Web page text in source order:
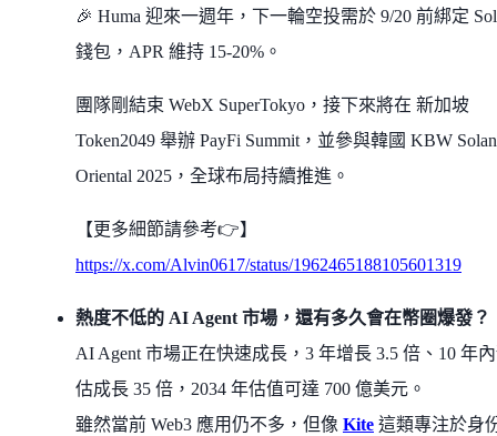
🎉 Huma 迎來一週年，下一輪空投需於 9/20 前綁定
錢包，APR 維持 15-20%。
團隊剛結束 WebX SuperTokyo，接下來將在 新加坡
Token2049 舉辦 PayFi Summit，並參與韓國 KBW
Oriental 2025，全球布局持續推進。
【更多細節請參考👉】
https://x.com/Alvin0617/status/1962465188105601319
熱度不低的 AI Agent 市場，還有多久會在幣圈爆發？
AI Agent 市場正在快速成長，3 年增長 3.5 倍、10 年
估成長 35 倍，2034 年估值可達 700 億美元。
雖然當前 Web3 應用仍不多，但像 Kite 這類專注於身